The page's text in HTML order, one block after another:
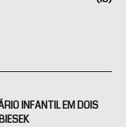
INFANTIL EM DOIS